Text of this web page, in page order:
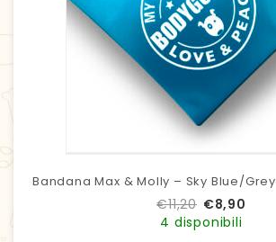
Bandana Max & Molly – Sky Blue/Grey
€11,20 €8,90
4 disponibili